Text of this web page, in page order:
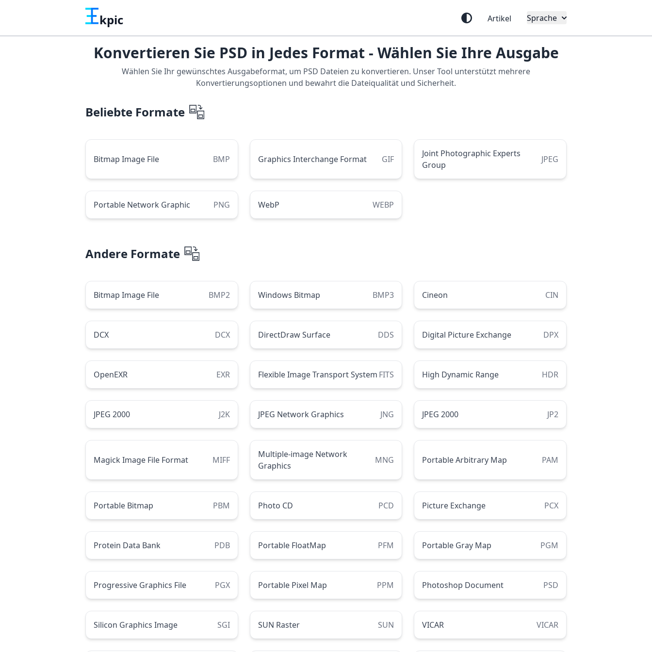
kpic Artikel Sprache
Konvertieren Sie PSD in Jedes Format - Wählen Sie Ihre Ausgabe
Wählen Sie Ihr gewünschtes Ausgabeformat, um PSD Dateien zu konvertieren. Unser Tool unterstützt mehrere
Konvertierungsoptionen und bewahrt die Dateiqualität und Sicherheit.
Beliebte Formate
Bitmap Image File BMP Graphics Interchange Format GIF
Joint Photographic Experts
Group
JPEG
Portable Network Graphic PNG WebP WEBP
Andere Formate
Bitmap Image File BMP2 Windows Bitmap BMP3 Cineon CIN
DCX DCX DirectDraw Surface DDS Digital Picture Exchange DPX
OpenEXR EXR Flexible Image Transport System FITS High Dynamic Range HDR
JPEG 2000 J2K JPEG Network Graphics JNG JPEG 2000 JP2
Magick Image File Format MIFF
Multiple-image Network
Graphics
MNG Portable Arbitrary Map PAM
Portable Bitmap PBM Photo CD PCD Picture Exchange PCX
Protein Data Bank PDB Portable FloatMap PFM Portable Gray Map PGM
Progressive Graphics File PGX Portable Pixel Map PPM Photoshop Document PSD
Silicon Graphics Image SGI SUN Raster SUN VICAR VICAR